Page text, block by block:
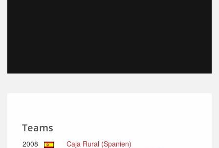
Teams
2008
Caja Rural (Spanien)